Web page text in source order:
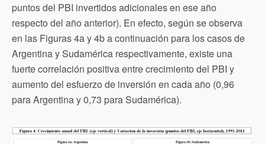
puntos del PBI invertidos adicionales en ese año
respecto del año anterior). En efecto, según se observa
en las Figuras 4a y 4b a continuación para los casos de
Argentina y Sudamérica respectivamente, existe una
fuerte correlación positiva entre crecimiento del PBI y
aumento del esfuerzo de inversión en cada año (0,96
para Argentina y 0,73 para Sudamérica).